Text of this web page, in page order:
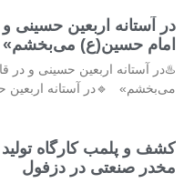
در آستانه اربعین
امام حسین(ع) می‌بخشم»
♨️در آستانه اربعین حسینی و
می‌بخشم» 🔹در آستانه اربعین
کشف و پلمب کارگاه
مخدر صنعتی در دزفول